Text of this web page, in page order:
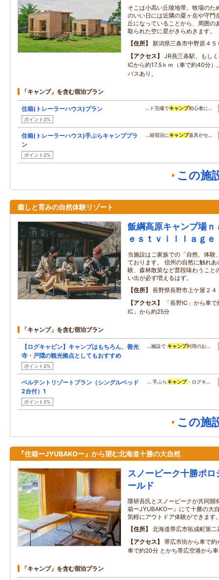
そこは小高い丘陵地帯。牧場のた
のいい日には近隣の粟ヶ岳や守門
丘になっていることから、周囲の
取られた空に星がきらめきます。
住所
新潟県三条市中野原４５
アクセス
JR燕三条駅、もし
ICから約17.5ｋｍ（車で約40分）
バスあり。
「キャンプ」を含む宿泊プラン
住箱(トレーラーハウス)プラン
ポイント2%
…ド完備でキャンプ初心者に…
住箱(トレーラーハウス)手ぶらキャンププラ
ン
ポイント2%
…箱宿泊にキャンプ道具がセ…
この施
癒しと育みの自然体験リゾート
飯綱高原キャンプ場ｎ
ｅｓｔｖｉｌｌａｇｅ
当施設はご家族での「自然、体験
ております。 信州の自然に触れ
験、森林散策など普段味わうこと
い出が必ず増えるはず。
住所
長野県長野市上ケ屋２４
アクセス
「長野IC」から車
IC」から約25分
「キャンプ」を含む宿泊プラン
【ログキャビン】キャンプはもちろん、善光
寺・戸隠の観光拠点としてもおすすめ
ポイント2%
…施設で キャンプ利用のお…
ベルテントリゾートプラン（シングルベッド
2台付）1
ポイント2%
… 手ぶらキャンプ・ログキ…
この施
『住箱ーJYUBAKOー』から望む北海道十勝の大自然
スノーピーク十勝ポ
ールド
隈研吾氏とスノーピークが共同開
箱ーJYUBAKOー』にて十勝の大
気軽にアウトドア体験ができます
住所
北海道帯広市拓成町第二
アクセス
帯広市街から車で
車で約20分 とかち帯広空港から
「キャンプ」を含む宿泊プラン